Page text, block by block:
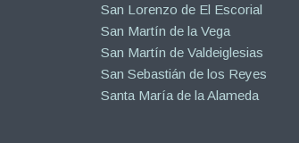
San Lorenzo de El Escorial
San Martín de la Vega
San Martín de Valdeiglesias
San Sebastián de los Reyes
Santa María de la Alameda